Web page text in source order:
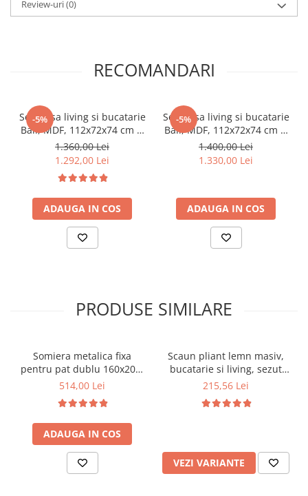
Review-uri(0)
RECOMANDARI
-5%
Set masa living si bucatarie
Bali, MDF, 112x72x74 cm si
4 scaune Hudson, lemn
masiv, tapiterie stofa, 100
kg, alb
1.360,00 Lei
1.292,00 Lei
ADAUGA IN COS
-5%
Set masa living si bucatarie
Bali, MDF, 112x72x74 cm si
4 scaune Vienna, lemn
masiv, tapiterie stofa, 100
kg, alb
1.400,00 Lei
1.330,00 Lei
ADAUGA IN COS
PRODUSE SIMILARE
Somiera metalica fixa
pentru pat dublu 160x200,
6 picioare, 32 lamele lemn
saltea ferm, negru
514,00 Lei
ADAUGA IN COS
Scaun pliant lemn masiv,
bucatarie si living, sezut
tapitat cu piele ecologica,
215,56 Lei
VEZI VARIANTE